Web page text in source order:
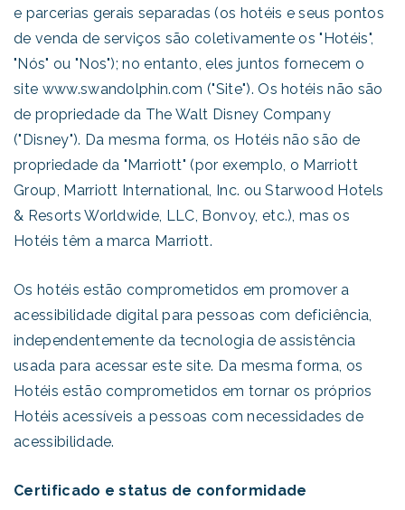
e parcerias gerais separadas (os hotéis e seus pontos
de venda de serviços são coletivamente os "Hotéis",
"Nós" ou "Nos"); no entanto, eles juntos fornecem o
site www.swandolphin.com ("Site"). Os hotéis não são
de propriedade da The Walt Disney Company
("Disney"). Da mesma forma, os Hotéis não são de
propriedade da "Marriott" (por exemplo, o Marriott
Group, Marriott International, Inc. ou Starwood Hotels
& Resorts Worldwide, LLC, Bonvoy, etc.), mas os
Hotéis têm a marca Marriott.
Os hotéis estão comprometidos em promover a
acessibilidade digital para pessoas com deficiência,
independentemente da tecnologia de assistência
usada para acessar este site. Da mesma forma, os
Hotéis estão comprometidos em tornar os próprios
Hotéis acessíveis a pessoas com necessidades de
acessibilidade.
Certificado e status de conformidade